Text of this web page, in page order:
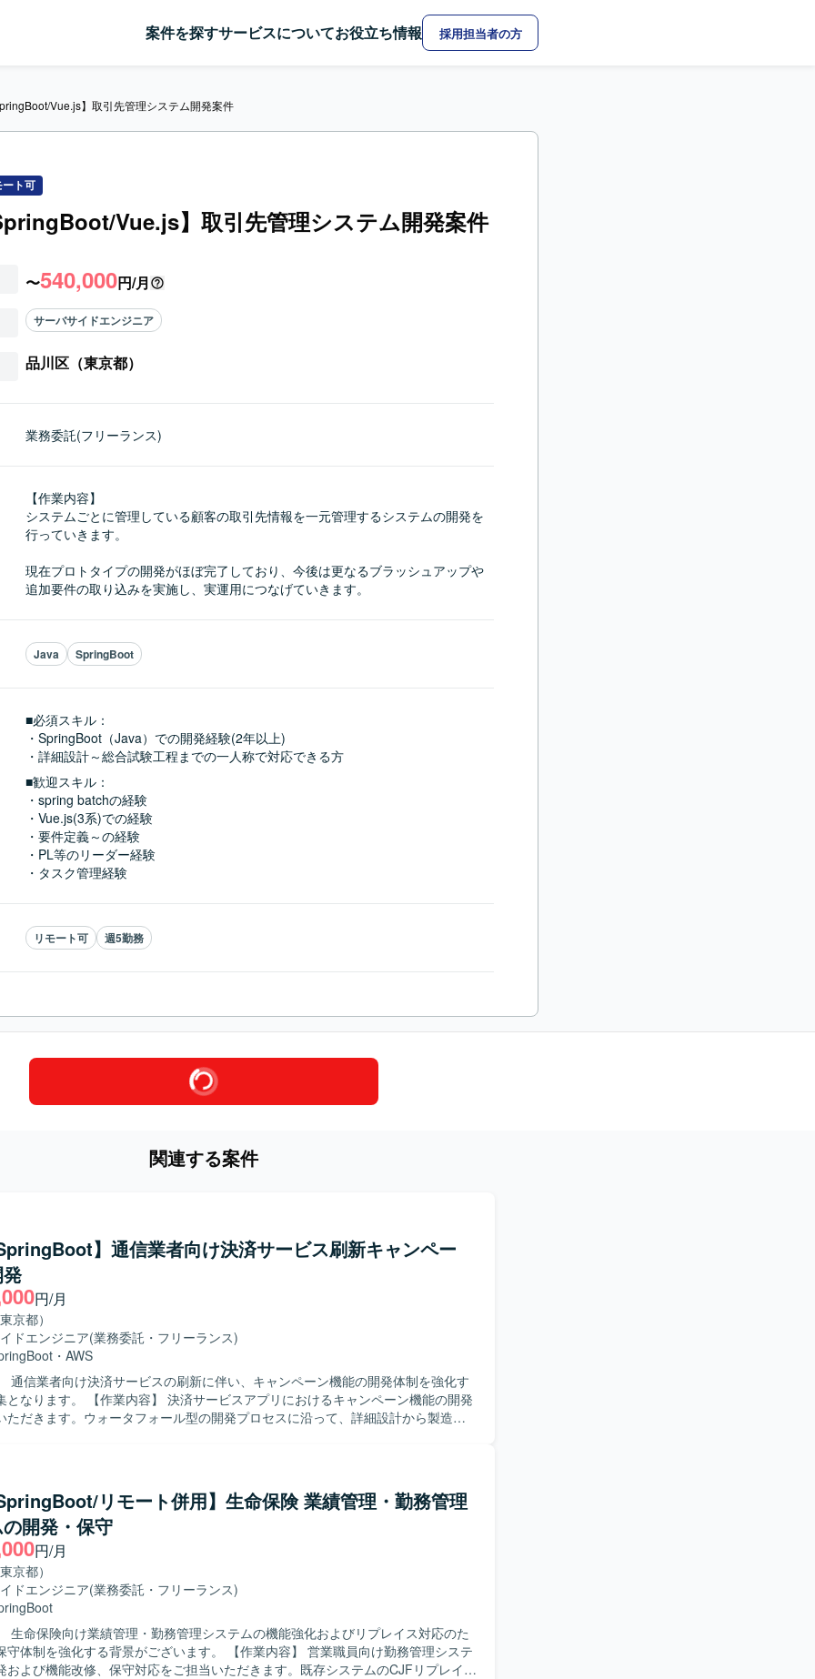
案件を探すサービスについてお役立ち情報 採用担当者の方
Vue.js】取引先管理システム開発案件
ート可
Vue.js】取引先管理システム開発案件
〜540,000円/月
サーバサイドエンジニア
品川区（東京都）
業務委託(フリーランス)
【作業内容】
システムごとに管理している顧客の取引先情報を一元管理するシステムの開発を
行っていきます。
現在プロトタイプの開発がほぼ完了しており、今後は更なるブラッシュアップや
追加要件の取り込みを実施し、実運用につなげていきます。
Java SpringBoot
■必須スキル：
・SpringBoot（Java）での開発経験(2年以上)
・詳細設計～総合試験工程までの一人称で対応できる方
■歓迎スキル：
・spring batchの経験
・Vue.js(3系)での経験
・要件定義～の経験
・PL等のリーダー経験
・タスク管理経験
リモート可 週5勤務
関連する案件
】通信業者向け決済サービス刷新キャンペー
円/月
京都）
ドエンジニア(業務委託・フリーランス)
・ AWS
通信業者向け決済サービスの刷新に伴い、キャンペーン機能の開発体制を強化す
ービスアプリにおけるキャンペーン機能の開発
ただきます。ウォータフォール型の開発プロセスに沿って、詳細設計から製造、
像】 バックエンド開発における設計から試験まで一貫して主体的に対応できる方
ます。チームメンバーや関係者と円滑にコミュニケーションを取りながら、品質
の両立を意識して取り組んでいただける方が望ましいです。 【ポジションの魅
決済サービスの刷新プロジェクトに参画していただけるため、決済領域での業務
システム開発の経験を積むことができます。詳細設計以降の工程を通じて、設計
計力を高めることができ、長期的な参画により継続的なスキルアップも期待でき
発していただきます。ウォータフォール型の開発プロセスを採用しており、各工
物レビューや試験を行う体制となっております。
リモート併用】生命保険 業績管理・勤務管理
開発・保守
円/月
京都）
ドエンジニア(業務委託・フリーランス)
生命保険向け業績管理・勤務管理システムの機能強化およびリプレイス対応のた
化する背景がございます。 【作業内容】 営業職員向け勤務管理システ
および機能改修、保守対応をご担当いただきます。既存システムのCJFリプレイス